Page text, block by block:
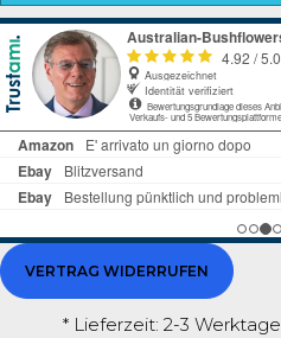
VERTRAG WIDERRUFEN
* Lieferzeit: 2-3 Werktage